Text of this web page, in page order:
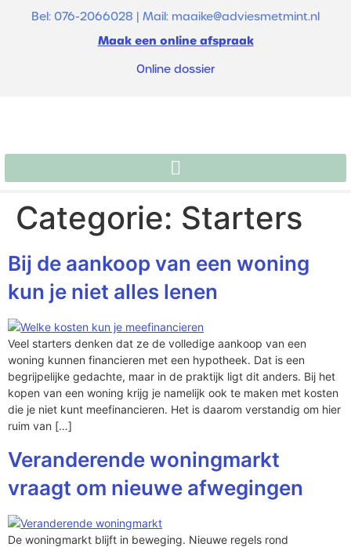
inhoud
Bel: 076-2066028 | Mail: maaike@adviesmetmint.nl
Maak een online afspraak
Online dossier
Categorie: Starters
Bij de aankoop van een woning
kun je niet alles lenen
Veel starters denken dat ze de volledige aankoop van een
woning kunnen financieren met een hypotheek. Dat is een
begrijpelijke gedachte, maar in de praktijk ligt dit anders. Bij het
kopen van een woning krijg je namelijk ook te maken met kosten
die je niet kunt meefinancieren. Het is daarom verstandig om hier
ruim van […]
Veranderende woningmarkt
vraagt om nieuwe afwegingen
De woningmarkt blijft in beweging. Nieuwe regels rond